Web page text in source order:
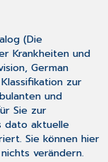
(Die
Krankheiten und
German
zur
und
Sie zur
dato aktuelle
Sie können hier
verändern.